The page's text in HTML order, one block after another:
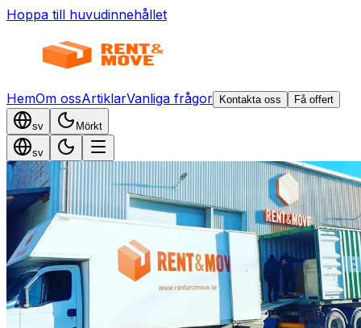
Hoppa till huvudinnehållet
HemOm ossArtiklarVanliga frågor Kontakta oss Få offert
sv Mörkt
sv